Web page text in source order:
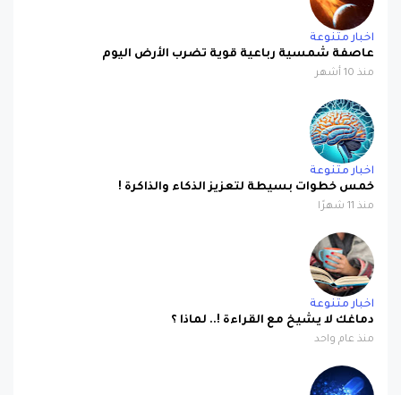
اخبار متنوعة
عاصفة شمسية رباعية قوية تضرب الأرض اليوم
منذ 10 أشهر
اخبار متنوعة
خمس خطوات بسيطة لتعزيز الذكاء والذاكرة !
منذ 11 شهرًا
اخبار متنوعة
دماغك لا يشيخ مع القراءة !.. لماذا ؟
منذ عام واحد